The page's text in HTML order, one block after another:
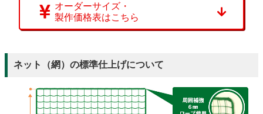
オーダーサイズ・
製作価格表はこちら
ネット（網）の標準仕上げについて